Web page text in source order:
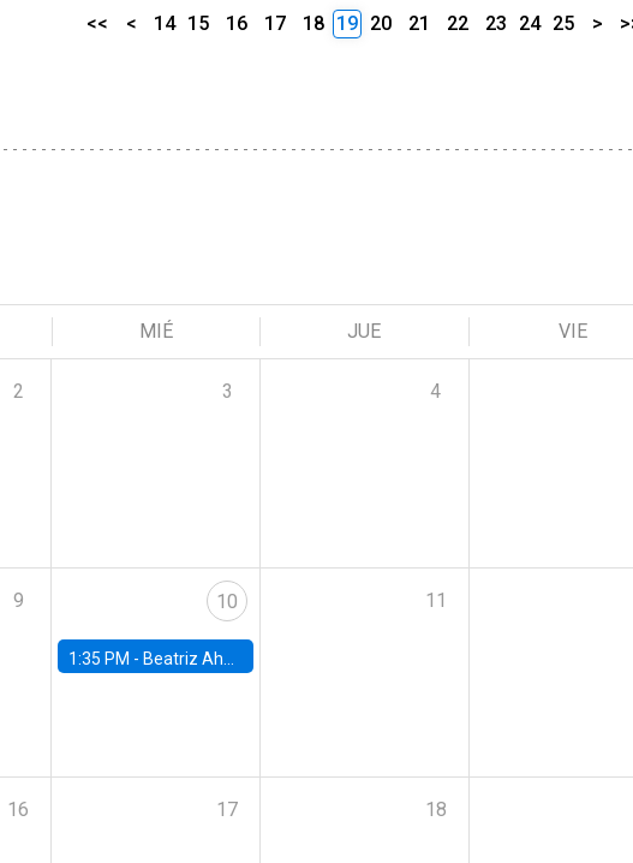
<< < 14 15 16 17 18 19 20 21 22 23 24 25 >
MIÉ JUE VIE
2 3 4
9 10
1:35 PM - Beatriz Ahumada, PhD candidate, Universidad de Pittsburgh
11
16 17 18